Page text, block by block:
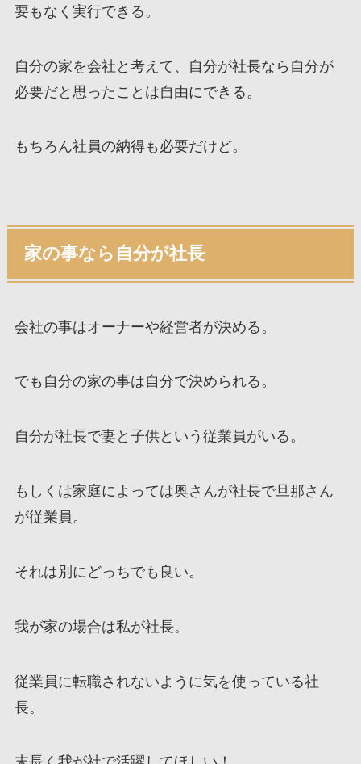
要もなく実行できる。
自分の家を会社と考えて、自分が社長なら自分が
必要だと思ったことは自由にできる。
もちろん社員の納得も必要だけど。
家の事なら自分が社長
会社の事はオーナーや経営者が決める。
でも自分の家の事は自分で決められる。
自分が社長で妻と子供という従業員がいる。
もしくは家庭によっては奥さんが社長で旦那さん
が従業員。
それは別にどっちでも良い。
我が家の場合は私が社長。
従業員に転職されないように気を使っている社
長。